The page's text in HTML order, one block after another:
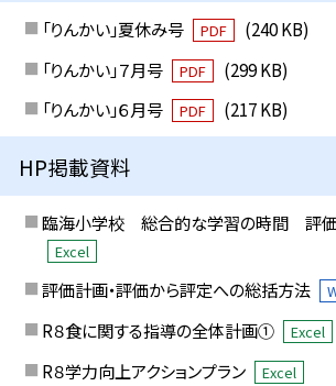
「りんかい」夏休み号 PDF
(240 KB)
「りんかい」７月号
PDF
(299 KB)
「りんかい」６月号
PDF (217 KB)
HP掲載資料
臨海小学校 総合的な学習の時間 評価
Excel
評価計画・評価から評定への総括方法
R８食に関する指導の全体計画① Excel
R８学力向上アクションプラン Excel